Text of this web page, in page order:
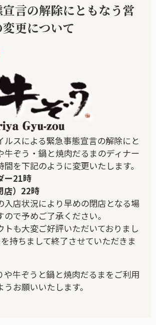
言の解除にともなう営
更について
ルスによる緊急事態宣言の解除にと
牛ぞう・鍋と焼肉だるまのディナー
を下記のように変更いたします。
ー21時
店）22時
入店状況により早めの閉店となる場
で予めご了承ください。
トも大変ご好評いただいておりまし
持ちまして終了させていただきま
や牛ぞうと鍋と焼肉だるまをご利用
お願いいたします。